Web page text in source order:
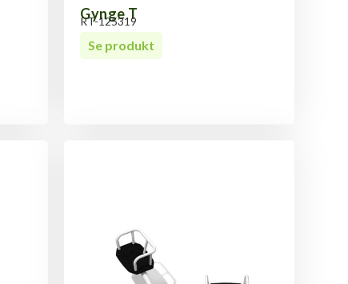
Gynge T
RT-125319
Se produkt